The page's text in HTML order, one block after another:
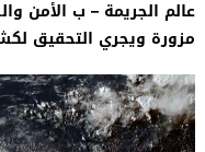
عالم الجريمة – ب الأمن
مزورة ويجري التحقيق